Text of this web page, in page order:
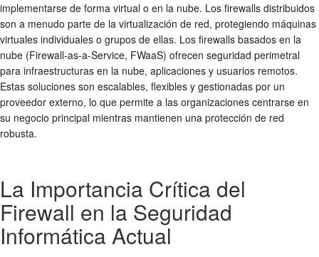
implementarse de forma virtual o en la nube. Los firewalls distribuidos
son a menudo parte de la virtualización de red, protegiendo máquinas
virtuales individuales o grupos de ellas. Los firewalls basados en la
nube (Firewall-as-a-Service, FWaaS) ofrecen seguridad perimetral
para infraestructuras en la nube, aplicaciones y usuarios remotos.
Estas soluciones son escalables, flexibles y gestionadas por un
proveedor externo, lo que permite a las organizaciones centrarse en
su negocio principal mientras mantienen una protección de red
robusta.
La Importancia Crítica del
Firewall en la Seguridad
Informática Actual